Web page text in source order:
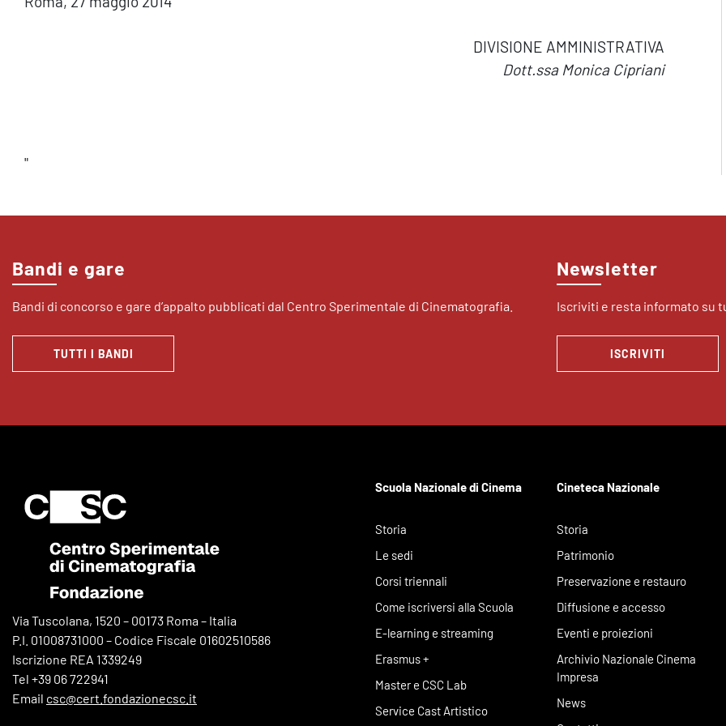
DIVISIONE AMMINISTRATIVA
Dott.ssa Monica Cipriani
"
Bandi e gare
Bandi di concorso e gare d’appalto pubblicati dal Centro Sperimentale di Cinematografia.
TUTTI I BANDI
Newsletter
Iscriviti e resta informato su
ISCRIVITI
Via Tuscolana, 1520 – 00173 Roma – Italia
P.I. 01008731000 – Codice Fiscale 01602510586
Iscrizione REA 1339249
Tel +39 06 722941
Email csc@cert.fondazionecsc.it
Scuola Nazionale di Cinema
Storia
Le sedi
Corsi triennali
Come iscriversi alla Scuola
E-learning e streaming
Erasmus +
Master e CSC Lab
Service Cast Artistico
Cineteca Nazionale
Storia
Patrimonio
Preservazione e restauro
Diffusione e accesso
Eventi e proiezioni
Archivio Nazionale Cinema
Impresa
News